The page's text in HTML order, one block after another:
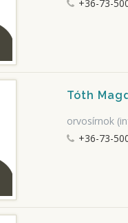
+36-73-
Tóth
orvosírnok
+36-73-